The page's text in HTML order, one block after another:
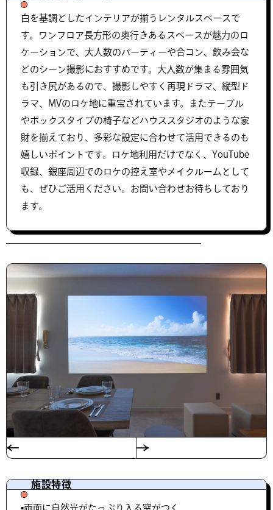
白を基調としたインテリアが揃うレンタルスペースで
す。ワンフロア長方形の奥行きあるスペースが魅力のロ
ケーションで、大人数のパーティーや合コン、飲み会な
どのシーン撮影におすすめです。大人数が集まる雰囲気
も引き尻があるので、撮影しやすく再現ドラマ、縦型ド
ラマ、MVのロケ地に重宝されています。またテーブル
やボックスタイプの椅子などハウススタジオのような家
財を揃えており、多彩な設定に合わせて活用できるのも
嬉しいポイントです。ロケ地利用だけでなく、YouTube
収録、銀座周辺でのロケの控え室やメイクルームとして
も、ぜひご活用ください。お問い合わせお待ちしており
ます。
施設特徴
▪️両面に自然光がたっぷり入る窓がつく